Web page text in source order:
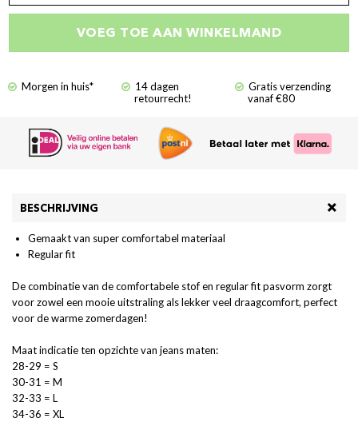
VOEG TOE AAN WINKELMAND
Morgen in huis*
14 dagen
retourrecht!
Gratis verzending
vanaf €80
BESCHRIJVING
Gemaakt van super comfortabel materiaal
Regular fit
De combinatie van de comfortabele stof en regular fit pasvorm zorgt
voor zowel een mooie uitstraling als lekker veel draagcomfort, perfect
voor de warme zomerdagen!
Maat indicatie ten opzichte van jeans maten:
28-29 = S
30-31 = M
32-33 = L
34-36 = XL